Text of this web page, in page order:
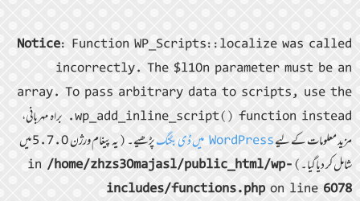
Notice: Function WP_Scripts::localize was called
incorrectly. The $l10n parameter must be an
array. To pass arbitrary data to scripts, use the
wp_add_inline_script() function instead. براہ مہربانی،
مزید معلومات کے لیےWordPress میں ڈی بگنگ
پڑھیے۔ (یہ پیغام ورژن 5.7.0 میں
شامل کر دیا گیا۔) in/home/zhzs30majasl/public_html/wp-
includes/functions.php on line 6078